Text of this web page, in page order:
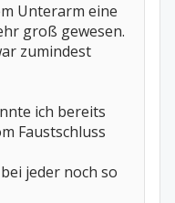
Unterarm eine
groß gewesen.
zumindest
ich bereits
Faustschluss
jeder noch so